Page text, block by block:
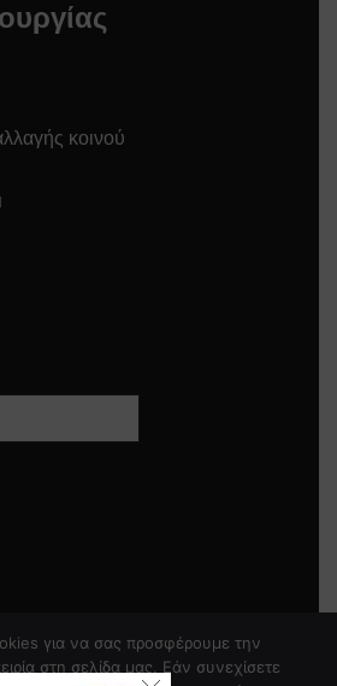
κοινού
για να σας προσφέρουμε την
στη σελίδα μας. Εάν συνεχίσετε